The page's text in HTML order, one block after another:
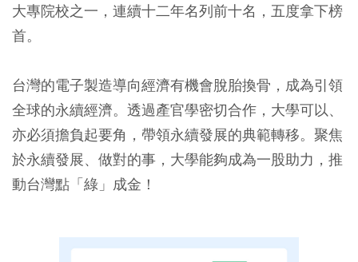
大專院校之一，連續十二年名列前十名，五度拿下榜
首。
台灣的電子製造導向經濟有機會脫胎換骨，成為引領
全球的永續經濟。透過產官學密切合作，大學可以、
亦必須擔負起要角，帶領永續發展的典範轉移。聚焦
於永續發展、做對的事，大學能夠成為一股助力，推
動台灣點「綠」成金！